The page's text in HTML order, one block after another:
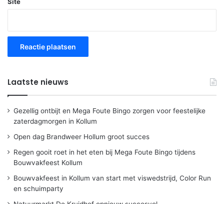
Site
Laatste nieuws
Gezellig ontbijt en Mega Foute Bingo zorgen voor feestelijke
zaterdagmorgen in Kollum
Open dag Brandweer Hollum groot succes
Regen gooit roet in het eten bij Mega Foute Bingo tijdens
Bouwvakfeest Kollum
Bouwvakfeest in Kollum van start met viswedstrijd, Color Run
en schuimparty